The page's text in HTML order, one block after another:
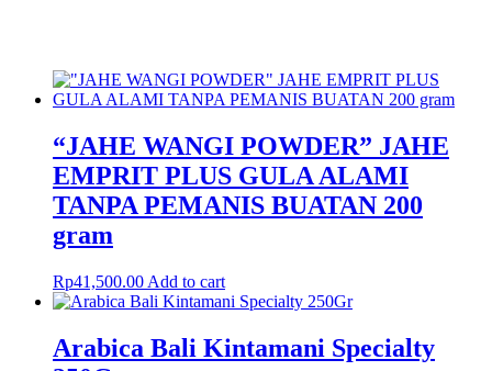
“JAHE WANGI POWDER” JAHE
EMPRIT PLUS GULA ALAMI
TANPA PEMANIS BUATAN 200
gram
Rp41,500.00 Add to cart
Arabica Bali Kintamani Specialty